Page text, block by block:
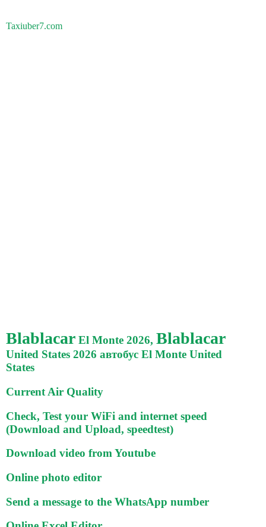
Taxiuber7.com
Blablacar El Monte 2026, Blablacar
United States 2026 автобус El Monte United
States
Current Air Quality
Check, Test your WiFi and internet speed
(Download and Upload, speedtest)
Download video from Youtube
Online photo editor
Send a message to the WhatsApp number